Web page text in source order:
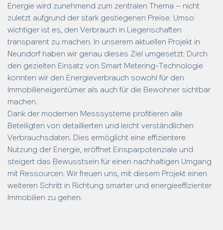
Energie wird zunehmend zum zentralen Thema – nicht
zuletzt aufgrund der stark gestiegenen Preise. Umso
wichtiger ist es, den Verbrauch in Liegenschaften
transparent zu machen. In unserem aktuellen Projekt in
Neundorf haben wir genau dieses Ziel umgesetzt: Durch
den gezielten Einsatz von Smart Metering-Technologie
konnten wir den Energieverbrauch sowohl für den
Immobilieneigentümer als auch für die Bewohner sichtbar
machen.
Dank der modernen Messsysteme profitieren alle
Beteiligten von detaillierten und leicht verständlichen
Verbrauchsdaten. Dies ermöglicht eine effizientere
Nutzung der Energie, eröffnet Einsparpotenziale und
steigert das Bewusstsein für einen nachhaltigen Umgang
mit Ressourcen. Wir freuen uns, mit diesem Projekt einen
weiteren Schritt in Richtung smarter und energieeffizienter
Immobilien zu gehen.